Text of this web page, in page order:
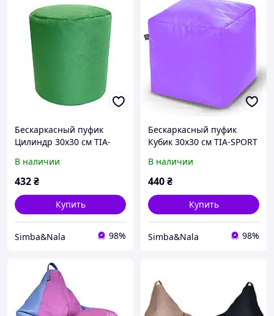
Бескаркасный пуфик
Цилиндр 30x30 см TIA-
В наличии
432₴
Купить
Simba&Nala 98%
Бескаркасный пуфик
Кубик 30x30 см TIA-SPORT
В наличии
440₴
Купить
Simba&Nala 98%